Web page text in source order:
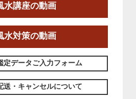
「実践的四柱立命学（四
05-11
募集は終了しました。
水講座の動画
水対策の動画
定データご入力フォーム
送・キャンセルについて